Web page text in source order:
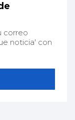
correo
noticia' con